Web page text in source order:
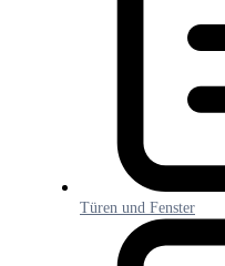
Türen und Fenster